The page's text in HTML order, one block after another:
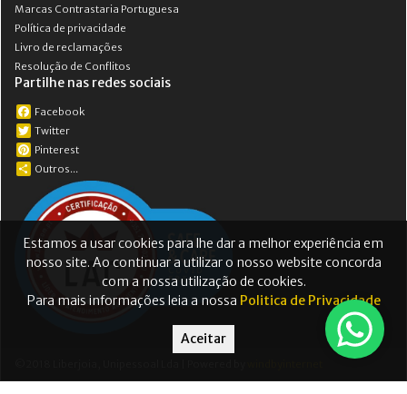
Estamos a usar cookies para lhe dar a melhor experiência em
nosso site. Ao continuar a utilizar o nosso website concorda
com a nossa utilização de cookies.
Para mais informações leia a nossa Politica de Privacidade
Aceitar
Marcas Contrastaria Portuguesa
Política de privacidade
Livro de reclamações
Resolução de Conflitos
Partilhe nas redes sociais
Facebook
Twitter
Pinterest
Outros...